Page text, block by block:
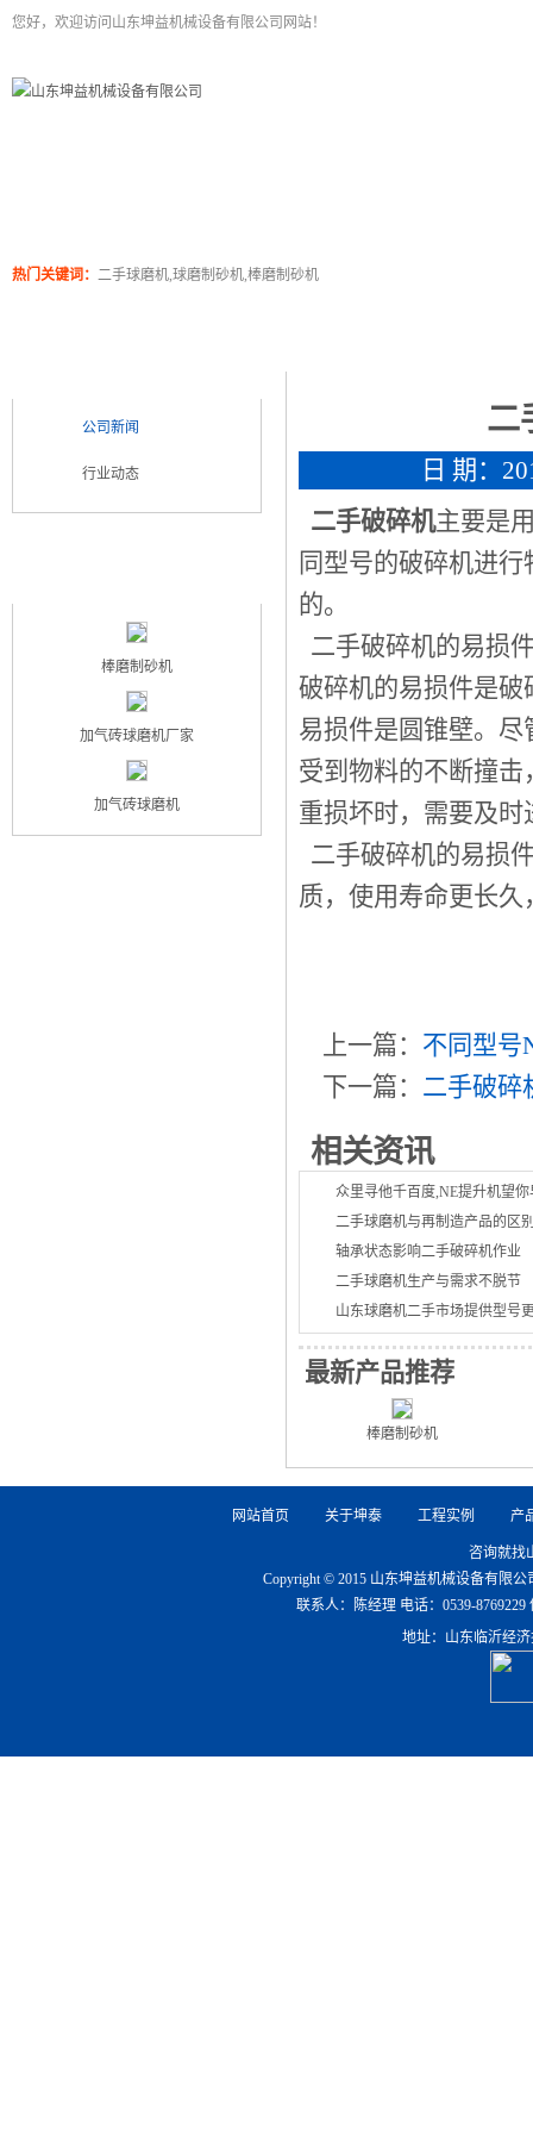
您好，欢迎访问山东坤益机械设备有限公司网站！
热门关键词： 二手球磨机,球磨制砂机,棒磨制砂机
二
日 期：
二手破碎机主要是
同型号的破碎机进
的。
二手破碎机的易损
破碎机的易损件是
易损件是圆锥壁。
受到物料的不断撞
重损坏时，需要及
二手破碎机的易损
质，使用寿命更长
上一篇： 不同型号
下一篇： 二手破碎
相关资讯
众里寻他千百度,NE提升机望
二手球磨机与再制造产品的区
轴承状态影响二手破碎机作业
二手球磨机生产与需求不脱节
山东球磨机二手市场提供型号
最新产品推荐
棒磨制砂机
公司新闻
行业动态
棒磨制砂机
加气砖球磨机厂家
加气砖球磨机
网站首页 关于坤泰 工程实例 产
咨询就找
Copyright © 2015 山东坤益机械设备有限
联系人：陈经理 电话：0539-8769229
地址：山东临沂经